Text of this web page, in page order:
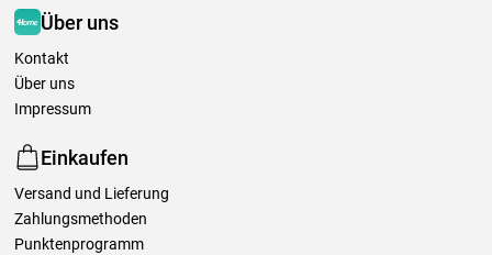
Über uns
Kontakt
Über uns
Impressum
Einkaufen
Versand und Lieferung
Zahlungsmethoden
Punktenprogramm